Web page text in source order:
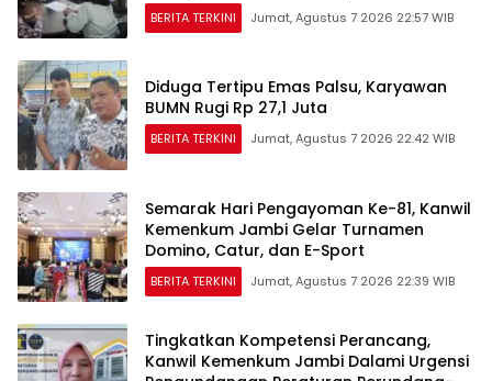
BERITA TERKINI Jumat, Agustus 7 2026 22:57 WIB
Diduga Tertipu Emas Palsu, Karyawan
BUMN Rugi Rp 27,1 Juta
BERITA TERKINI Jumat, Agustus 7 2026 22:42 WIB
Semarak Hari Pengayoman Ke-81, Kanwil
Kemenkum Jambi Gelar Turnamen
Domino, Catur, dan E-Sport
BERITA TERKINI Jumat, Agustus 7 2026 22:39 WIB
Tingkatkan Kompetensi Perancang,
Kanwil Kemenkum Jambi Dalami Urgensi